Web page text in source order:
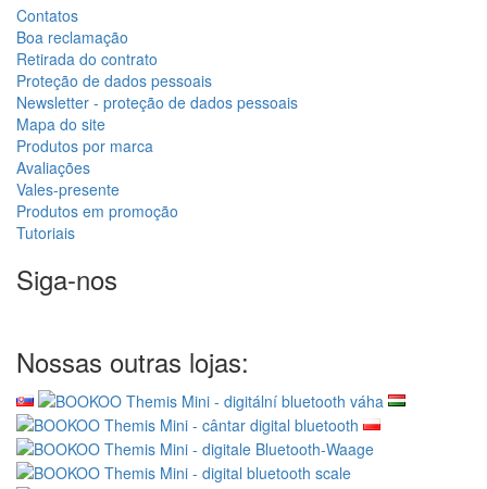
Contatos
Boa reclamação
Retirada do contrato
Proteção de dados pessoais
Newsletter - proteção de dados pessoais
Mapa do site
Produtos por marca
Avaliações
Vales-presente
Produtos em promoção
Tutoriais
Siga-nos
Nossas outras lojas: